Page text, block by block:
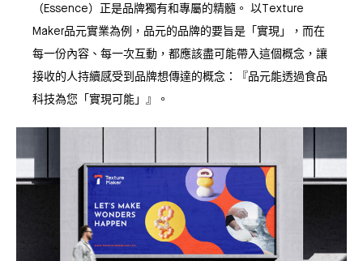
（Essence）正是品牌獨有和專屬的精髓。 以Texture
Maker品元實業為例，品元的品牌的要旨是「實現」，而在
每一份內容、每一次互動，都應該盡可能帶入這個概念，讓
接收的人持續感受到品牌想傳達的概念：『品元能透過食品
科技為您「實現可能」』。